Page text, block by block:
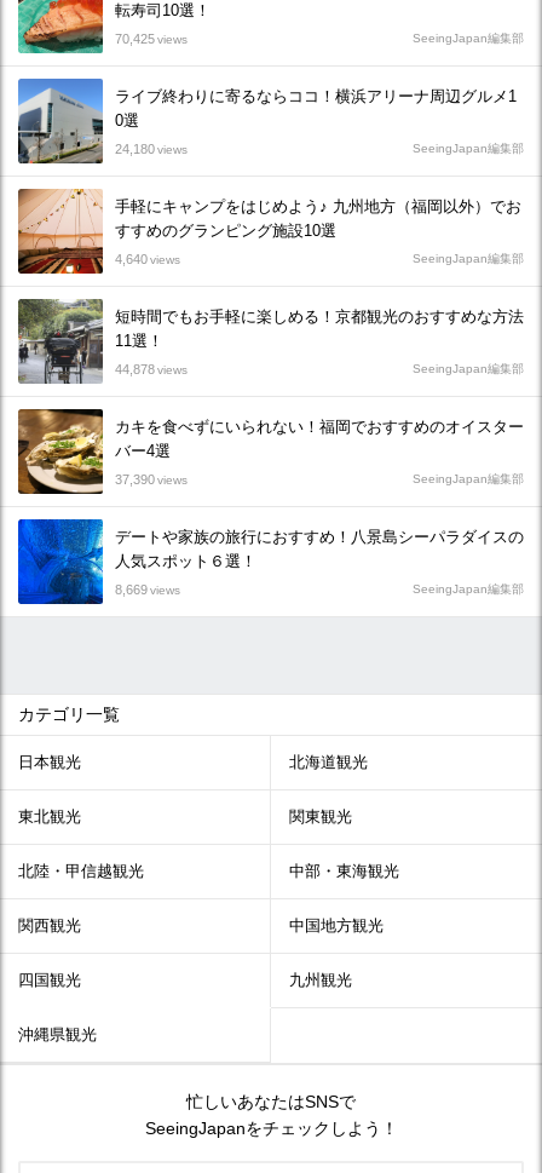
転寿司10選！
70,425views SeeingJapan編集部
ライブ終わりに寄るならココ！横浜アリーナ周辺グルメ1
0選
24,180views SeeingJapan編集部
手軽にキャンプをはじめよう♪ 九州地方（福岡以外）でお
すすめのグランピング施設10選
4,640views SeeingJapan編集部
短時間でもお手軽に楽しめる！京都観光のおすすめな方法
11選！
44,878views SeeingJapan編集部
カキを食べずにいられない！福岡でおすすめのオイスター
バー4選
37,390views SeeingJapan編集部
デートや家族の旅行におすすめ！八景島シーパラダイスの
人気スポット６選！
8,669views SeeingJapan編集部
カテゴリ一覧
日本観光 北海道観光
東北観光 関東観光
北陸・甲信越観光 中部・東海観光
関西観光 中国地方観光
四国観光 九州観光
沖縄県観光
忙しいあなたはSNSで
SeeingJapanをチェックしよう！